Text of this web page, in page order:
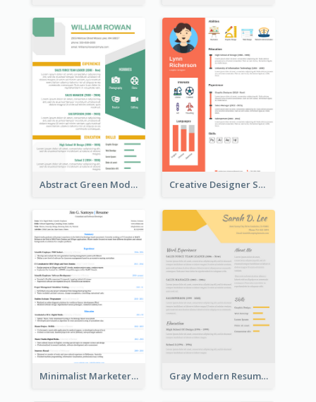
Abstract Green Modern Resume Creative Designer Student Resume
Minimalist Marketer Resume Gray Modern Resume